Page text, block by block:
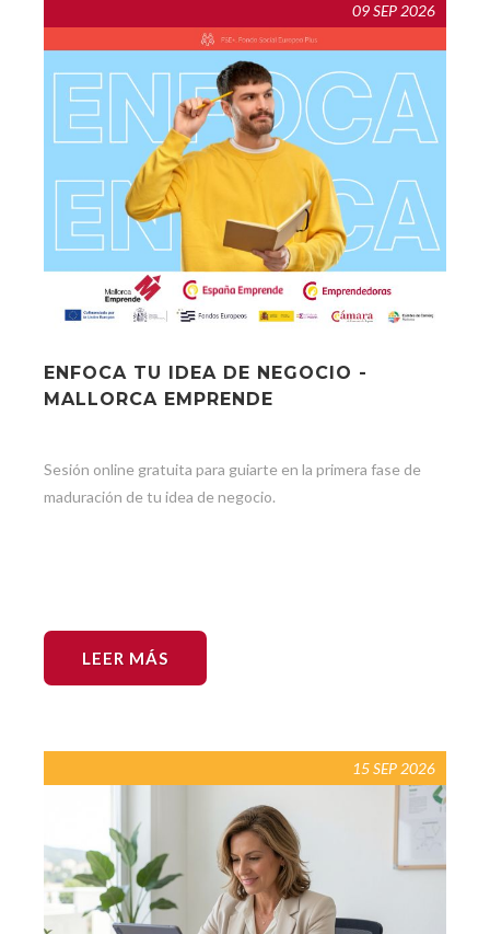
09 SEP 2026
ENFOCA TU IDEA DE NEGOCIO -
MALLORCA EMPRENDE
Sesión online gratuita para guiarte en la primera fase de
maduración de tu idea de negocio.
LEER MÁS
15 SEP 2026